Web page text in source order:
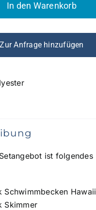
In den Warenkorb
Zur Anfrage hinzufügen
ist folgendes
Schwimmbecken Hawaii
Skimmer